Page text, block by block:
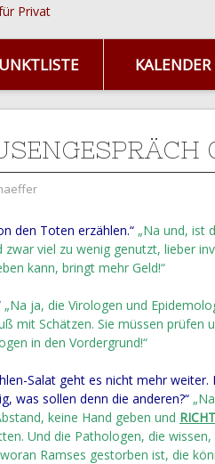
KALENDER
den Toten erzählen.“ „Na und, ist
zwar viel zu wenig genutzt, lieber
kann, bringt mehr Geld!“
„Na ja, die Virologen und
mit Schätzen. Sie müssen prüfen
in den Vordergrund!“
Salat geht es nicht mehr
was sollen denn die anderen?“
keine Hand geben und
Und die Pathologen, die
Ramses gestorben ist, die